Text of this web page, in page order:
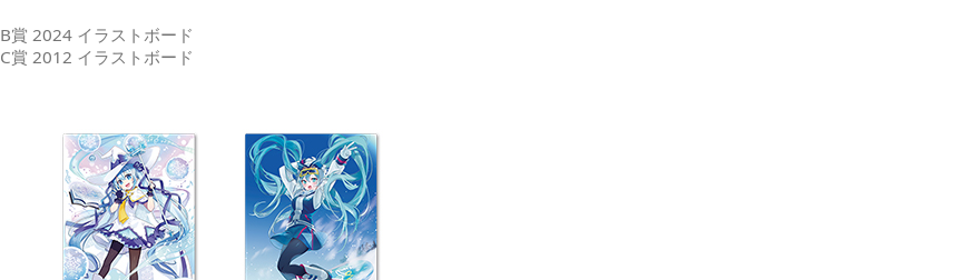
B賞 2024 イラストボード
C賞 2012 イラストボード